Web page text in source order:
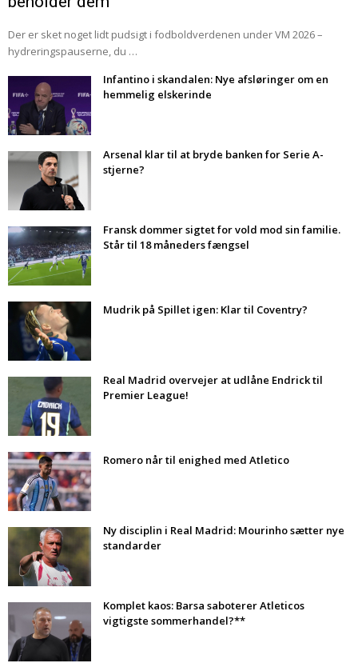
Der er sket noget lidt pudsigt i fodboldverdenen under VM 2026 –
hydreringspauserne, du …
Infantino i skandalen: Nye afsløringer om en
hemmelig elskerinde
Arsenal klar til at bryde banken for Serie A-
stjerne?
Fransk dommer sigtet for vold mod sin familie.
Står til 18 måneders fængsel
Mudrik på Spillet igen: Klar til Coventry?
Real Madrid overvejer at udlåne Endrick til
Premier League!
Romero når til enighed med Atletico
Ny disciplin i Real Madrid: Mourinho sætter nye
standarder
Komplet kaos: Barsa saboterer Atleticos
vigtigste sommerhandel?**